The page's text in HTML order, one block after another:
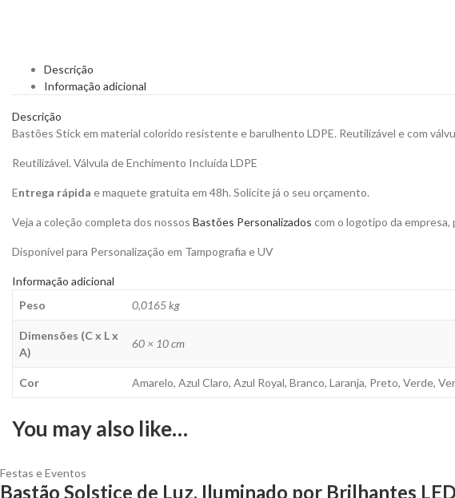
Descrição
Informação adicional
Descrição
Bastões Stick em material colorido resistente e barulhento LDPE. Reutilizável e com
Reutilizável. Válvula de Enchimento Incluída LDPE
Entrega rápida e maquete gratuita em 48h. Solicite já o seu orçamento.
Veja a coleção completa dos nossos Bastões Personalizados com o logotipo da
Disponível para Personalização em Tampografia e UV
Informação adicional
Peso
0,0165 kg
Dimensões (C x L x
A)
60 × 10 cm
Cor Amarelo, Azul Claro, Azul Royal, Branco, Laranja, Preto, Verde,
You may also like…
Festas e Eventos
Bastão Solstice de Luz, Iluminado por Brilhantes